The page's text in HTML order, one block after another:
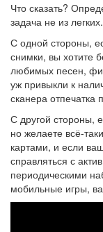
Что сказать?
задача не из легких.
С одной стороны,
снимки, вы хотите
любимых песен,
уж привыкли к
сканера
С другой стороны,
но желаете всё-
картами, и если
справляться с
периодическими
мобильные игры,